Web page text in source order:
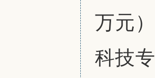
万元
科技